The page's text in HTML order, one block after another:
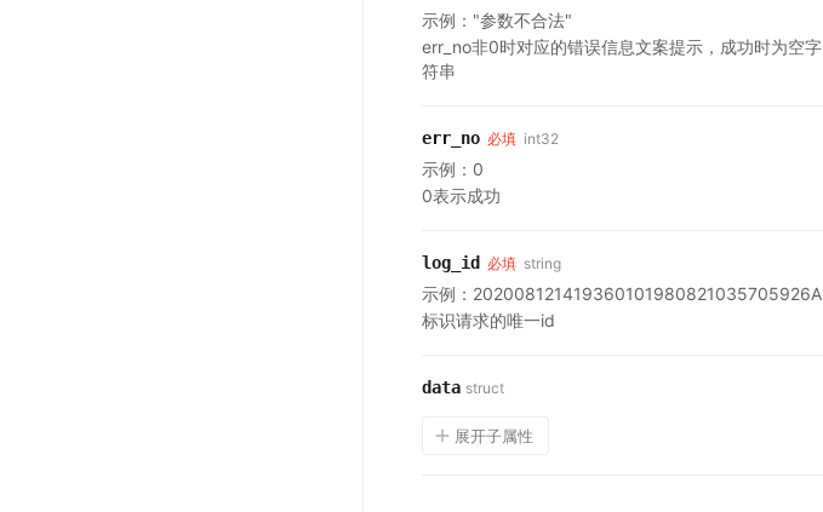
示例："参数不合法"
err_no非0时对应的错误信息文案提示，成功时为空字
符串
err_no 必填 int32
示例：0
0表示成功
log_id 必填 string
示例：202008121419360101980821035705926A
标识请求的唯一id
data struct
展开子属性